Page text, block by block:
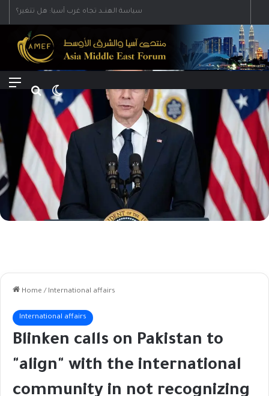
Menu Search for
Home / International affairs
International affairs
Blinken calls on Pakistan to
"align" with the international
community in not recognizing